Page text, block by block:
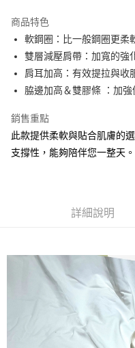
運送方式
全家取貨付款
每筆NT$90，滿NT$1,300(
付款後全家取貨
7-11取貨付款
每筆NT$90，滿NT$1,300(含
7-11取貨(快速到店)
宅配-貨到不付款
每筆NT$90，滿NT$1,300(
香港直送- 順豐海外
海外專區｜ Overseas
商品特色
軟鋼圈：比一般鋼圈更柔
雙層減壓肩帶：加寬的強
肩耳加高：有效提拉與收
脇邊加高＆雙膠條 ：加
銷售重點
此款提供柔軟與貼合肌膚的
支撐性，能夠陪伴您一整天。
詳細說明